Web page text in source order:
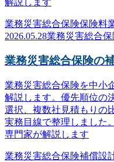
業務災害総合保険保険料
2026.05.28業務災害総合保
業務災害総合保険の
業務災害総合保険を中小
解説します。優先順位の
選択、複数社見積もりの
実務目線で整理しました
専門家が解説します
業務災害総合保険補償設